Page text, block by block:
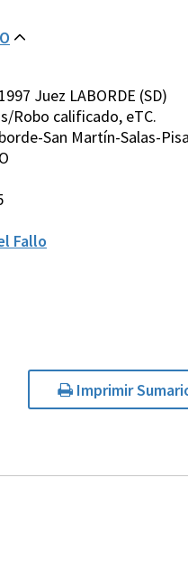
Juez LABORDE (SD)
Robo calificado, eTC.
San Martín-Salas-
Fallo
Imprimir